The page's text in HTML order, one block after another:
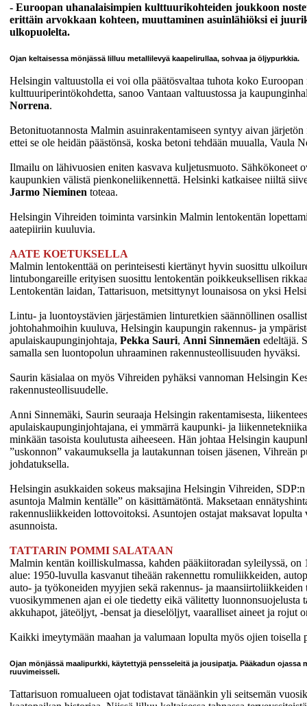
- Euroopan uhanalaisimpien kulttuurikohteiden joukkoon
erittäin arvokkaan kohteen, muuttaminen asuinlähiöksi ei
ulkopuolelta.
Ojan keltaisessa mönjässä lilluu metallilevyä kaapelirullaa, sohvaa ja öljypurkkia.
Helsingin valtuustolla ei voi olla päätösvaltaa tuhota koko Euroopan
kulttuuriperintökohdetta, sanoo Vantaan valtuustossa ja
Norrena.
Betonituotannosta Malmin asuinrakentamiseen syntyy aivan järjetön
ettei se ole heidän päästönsä, koska betoni tehdään muualla, Vaula
Ilmailu on lähivuosien eniten kasvava kuljetusmuoto. Sähkökoneet
kaupunkien välistä pienkoneliikennettä. Helsinki katkaisee niiltä
Jarmo Nieminen toteaa.
Helsingin Vihreiden toiminta varsinkin Malmin lentokentän
aatepiiriin kuuluvia.
AATE KOETUKSELLA
Malmin lentokenttää on perinteisesti kiertänyt hyvin suosittu
lintubongareille erityisen suosittu lentokentän poikkeuksellisen
Lentokentän laidan, Tattarisuon, metsittynyt lounaisosa on yksi
Lintu- ja luontoystävien järjestämien linturetkien säännöllinen
johtohahmoihin kuuluva, Helsingin kaupungin rakennus- ja
apulaiskaupunginjohtaja, Pekka Sauri, Anni Sinnemäen edeltäjä.
samalla sen luontopolun uhraaminen rakennusteollisuuden hyväksi.
Saurin käsialaa on myös Vihreiden pyhäksi vannoman Helsingin
rakennusteollisuudelle.
Anni Sinnemäki, Saurin seuraaja Helsingin rakentamisesta,
apulaiskaupunginjohtajana, ei ymmärrä kaupunki- ja
minkään tasoista koulutusta aiheeseen. Hän johtaa Helsingin
”uskonnon” vakaumuksella ja lautakunnan toisen jäsenen, Vihreän
johdatuksella.
Helsingin asukkaiden sokeus maksajina Helsingin Vihreiden,
asuntoja Malmin kentälle” on käsittämätöntä. Maksetaan
rakennusliikkeiden lottovoitoksi. Asuntojen ostajat maksavat lopulta
asunnoista.
TATTARIN POMMI SALATAAN
Malmin kentän koilliskulmassa, kahden pääkiitoradan syleilyssä,
alue: 1950-luvulla kasvanut tiheään rakennettu romuliikkeiden,
auto- ja työkoneiden myyjien sekä rakennus- ja maansiirtoliikkeiden
vuosikymmenen ajan ei ole tiedetty eikä välitetty luonnonsuojelusta
akkuhapot, jäteöljyt, -bensat ja dieselöljyt, vaaralliset aineet ja rojut
Kaikki imeytymään maahan ja valumaan lopulta myös ojien toisella
Ojan mönjässä maalipurkki, käytettyjä pensseleitä ja jousipatja. Pääkadun ojassa
ruuvimeisseli.
Tattarisuon romualueen ojat todistavat tänäänkin yli seitsemän